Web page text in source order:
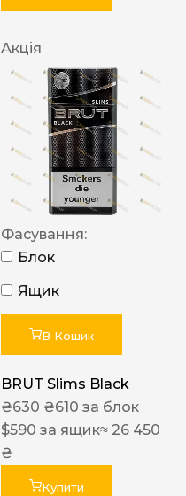
Акція
Фасування:
Блок
Ящик
В Кошик
BRUT Slims Black
₴630 ₴610 за блок
$590 за ящик≈ 26 450
₴
Купити